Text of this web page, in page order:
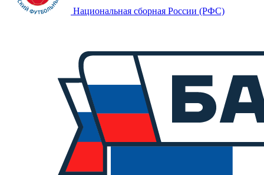
Национальная сборная России (РФС)